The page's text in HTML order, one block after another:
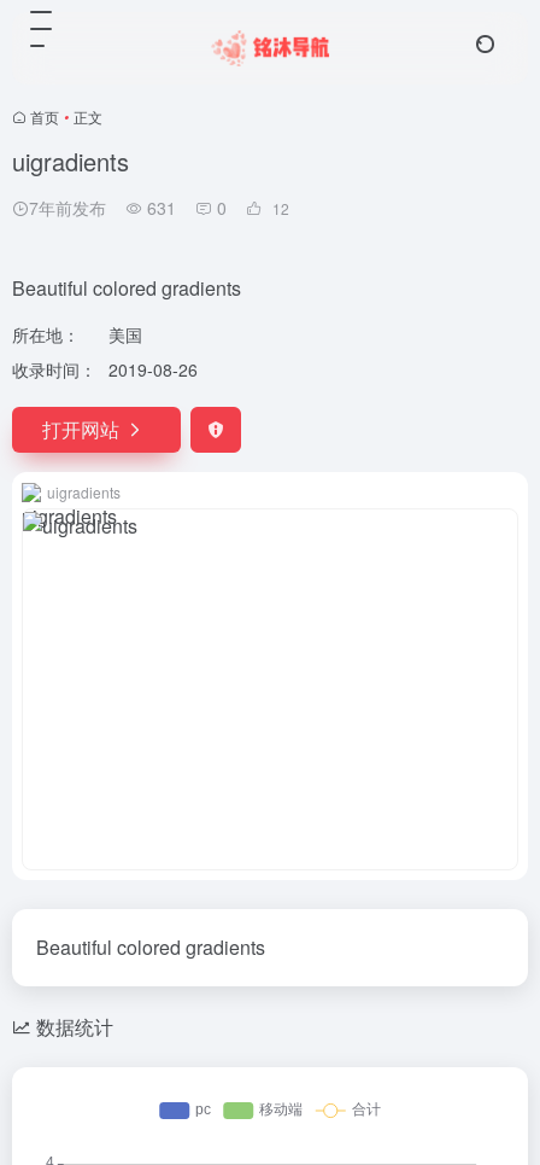
首页 • 正文
uigradients
7年前发布 631 0 12
Beautiful colored gradients
所在地：
美国
收录时间：
2019-08-26
打开网站
uigradients
Beautiful colored gradients
数据统计